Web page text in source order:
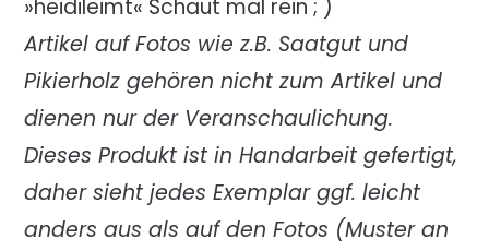
»heidileimt« Schaut mal rein ; )
Artikel auf Fotos wie z.B. Saatgut und
Pikierholz gehören nicht zum Artikel und
dienen nur der Veranschaulichung.
Dieses Produkt ist in Handarbeit gefertigt,
daher sieht jedes Exemplar ggf. leicht
anders aus als auf den Fotos (Muster an